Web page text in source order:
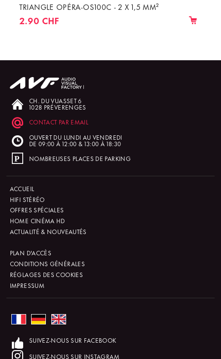
TRIANGLE OPÉRA-OS100C - 2 X 1,5 MM²
2.90 CHF
CH. DU VUASSET 6
1028 PRÉVERENGES
CONTACT PAR EMAIL
OUVERT DU LUNDI AU VENDREDI
DE 09:00 À 12:00 & 13:00 À 18:30
NOMBREUSES PLACES DE PARKING
ACCUEIL
HIFI STÉRÉO
OFFRES SPÉCIALES
HOME CINÉMA HD
ACTUALITÉ & NOUVEAUTÉS
PLAN D'ACCÈS
CONDITIONS GÉNÉRALES
RÉGLAGES DES COOKIES
IMPRESSUM
SUIVEZ-NOUS SUR FACEBOOK
SUIVEZ-NOUS SUR INSTAGRAM